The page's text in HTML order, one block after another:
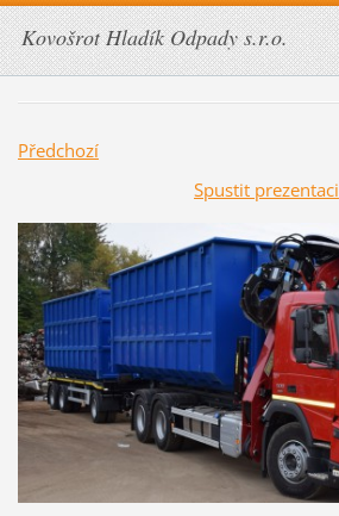
Kovošrot Hladík Odpady s.r.o.
Předchozí
Spustit prezentaci